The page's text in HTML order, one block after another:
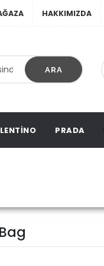
HAKKIMIZDA
ARA
PRADA